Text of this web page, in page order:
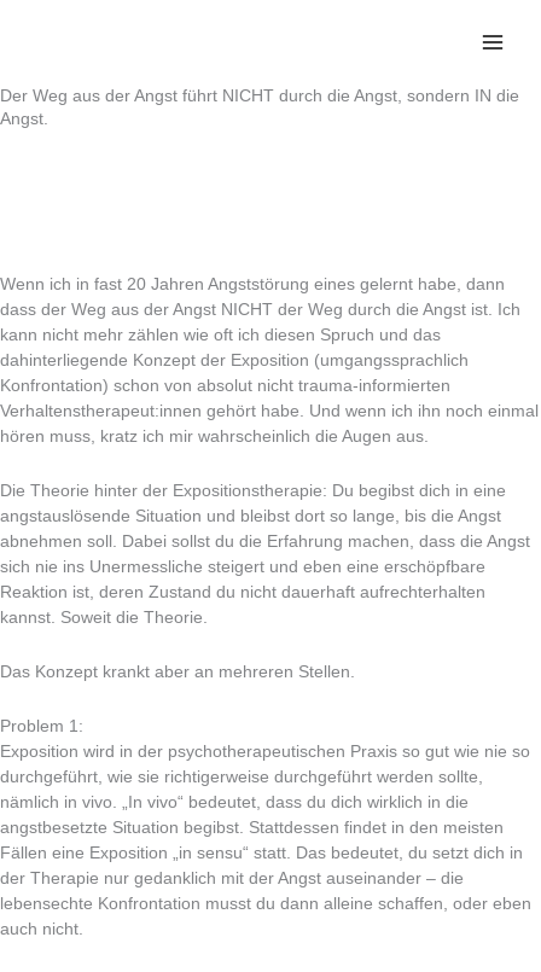
Der Weg aus der Angst führt NICHT durch die Angst, sondern IN die
Angst.
Wenn ich in fast 20 Jahren Angststörung eines gelernt habe, dann
dass der Weg aus der Angst NICHT der Weg durch die Angst ist. Ich
kann nicht mehr zählen wie oft ich diesen Spruch und das
dahinterliegende Konzept der Exposition (umgangssprachlich
Konfrontation) schon von absolut nicht trauma-informierten
Verhaltenstherapeut:innen gehört habe. Und wenn ich ihn noch einmal
hören muss, kratz ich mir wahrscheinlich die Augen aus.
Die Theorie hinter der Expositionstherapie: Du begibst dich in eine
angstauslösende Situation und bleibst dort so lange, bis die Angst
abnehmen soll. Dabei sollst du die Erfahrung machen, dass die Angst
sich nie ins Unermessliche steigert und eben eine erschöpfbare
Reaktion ist, deren Zustand du nicht dauerhaft aufrechterhalten
kannst. Soweit die Theorie.
Das Konzept krankt aber an mehreren Stellen.
Problem 1:
Exposition wird in der psychotherapeutischen Praxis so gut wie nie so
durchgeführt, wie sie richtigerweise durchgeführt werden sollte,
nämlich in vivo. „In vivo“ bedeutet, dass du dich wirklich in die
angstbesetzte Situation begibst. Stattdessen findet in den meisten
Fällen eine Exposition „in sensu“ statt. Das bedeutet, du setzt dich in
der Therapie nur gedanklich mit der Angst auseinander – die
lebensechte Konfrontation musst du dann alleine schaffen, oder eben
auch nicht.